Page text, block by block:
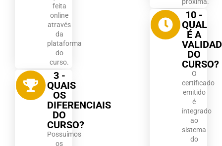
feita
online
através
da
plataforma
do
curso.
3 -
QUAIS
OS
DIFERENCIAIS
DO
CURSO?
Possuímos
os
próxima.
10 -
QUAL
É A
DO
CURSO?
O
certificado
emitido
é
integrado
ao
sistema
do